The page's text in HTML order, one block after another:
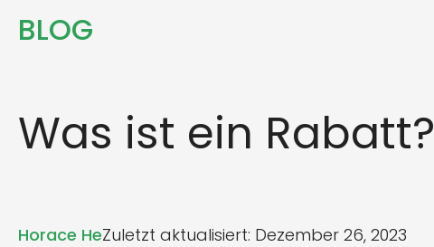
BLOG
Was ist ein Rabatt?
Horace HeZuletzt aktualisiert: Dezember 26, 2023